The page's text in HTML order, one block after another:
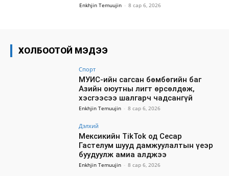
Enkhjin Temuujin - 8 сар 6, 2026
ХОЛБООТОЙ МЭДЭЭ
Спорт
МУИС-ийн сагсан бөмбөгийн баг
Азийн оюутны лигт өрсөлдөж,
хэсгээсээ шалгарч чадсангүй
Enkhjin Temuujin - 8 сар 6, 2026
Дэлхий
Мексикийн TikTok од Сесар
Гастелум шууд дамжуулалтын үеэр
буудуулж амиа алджээ
Enkhjin Temuujin - 8 сар 6, 2026